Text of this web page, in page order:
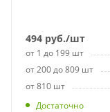
494 руб./шт
от 1 до 199 шт
от 200 до 809 шт
от 810 шт
Достаточно